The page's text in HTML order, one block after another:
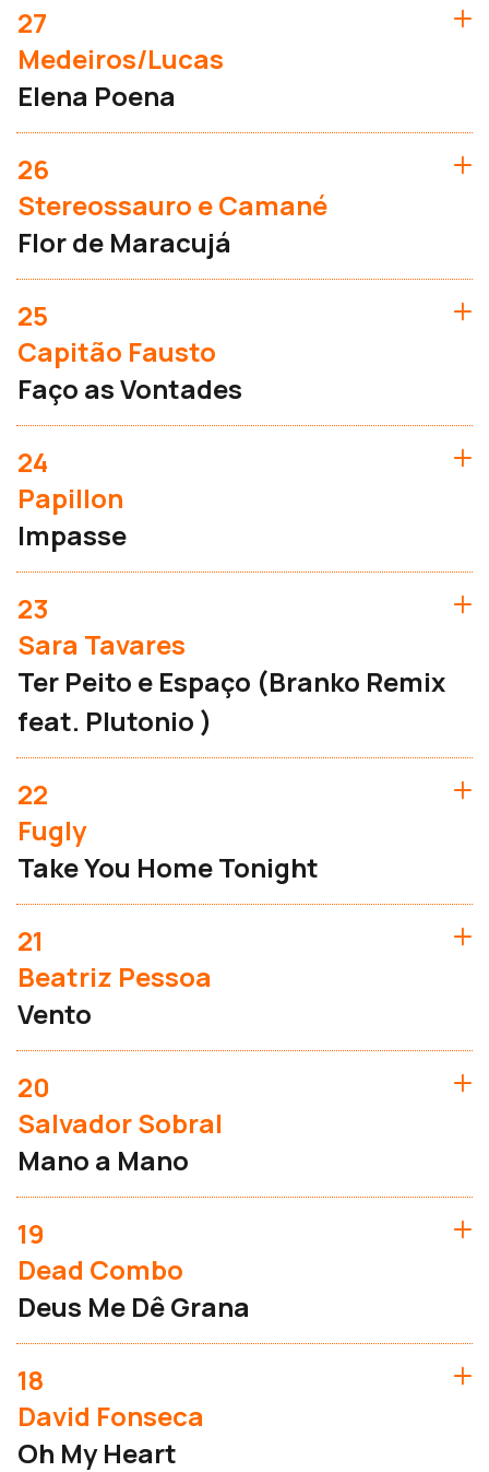
27
Medeiros/Lucas
Elena Poena
26
Stereossauro e Camané
Flor de Maracujá
25
Capitão Fausto
Faço as Vontades
24
Papillon
Impasse
23
Sara Tavares
Ter Peito e Espaço (Branko Remix
feat. Plutonio )
22
Fugly
Take You Home Tonight
21
Beatriz Pessoa
Vento
20
Salvador Sobral
Mano a Mano
19
Dead Combo
Deus Me Dê Grana
18
David Fonseca
Oh My Heart